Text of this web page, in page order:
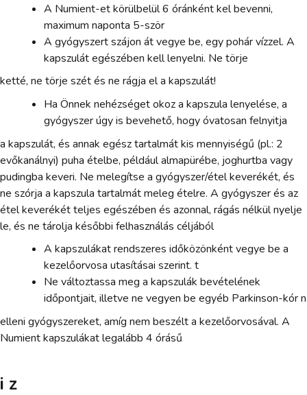
A Numient-et körülbelül 6 óránként kel bevenni,
maximum naponta 5-ször
A gyógyszert szájon át vegye be, egy pohár vízzel. A
kapszulát egészében kell lenyelni. Ne törje
ketté, ne törje szét és ne rágja el a kapszulát!
Ha Önnek nehézséget okoz a kapszula lenyelése, a
gyógyszer úgy is bevehető, hogy óvatosan felnyitja
a kapszulát, és annak egész tartalmát kis mennyiségű (pl.: 2
evőkanálnyi) puha ételbe, például almapürébe, joghurtba vagy
pudingba keveri. Ne melegítse a gyógyszer/étel keverékét, és
ne szórja a kapszula tartalmát meleg ételre. A gyógyszer és az
étel keverékét teljes egészében és azonnal, rágás nélkül nyelje
le, és ne tárolja későbbi felhasználás céljából
A kapszulákat rendszeres időközönként vegye be a
kezelőorvosa utasításai szerint. t
Ne változtassa meg a kapszulák bevételének
időpontjait, illetve ne vegyen be egyéb Parkinson-kór n
elleni gyógyszereket, amíg nem beszélt a kezelőorvosával. A
Numient kapszulákat legalább 4 órásű
i z